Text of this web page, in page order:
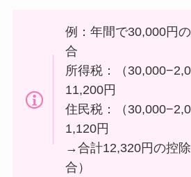
例：年間で30,000円
合
所得税：（
11,200円
住民税：（
1,120円
→合計12,320円の控
合）